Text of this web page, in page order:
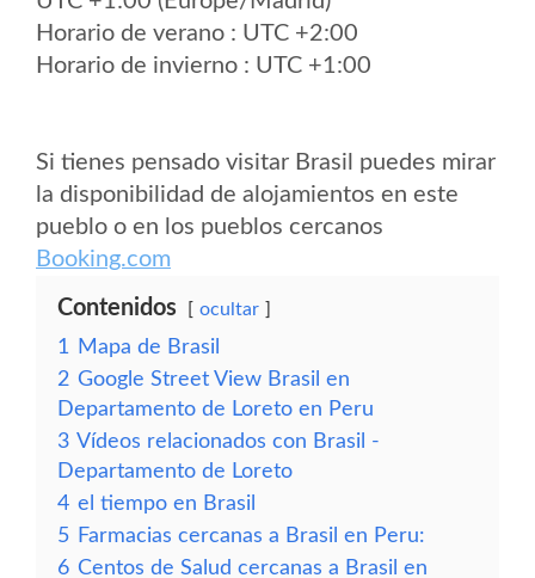
Horario de verano : UTC +2:00
Horario de invierno : UTC +1:00
Si tienes pensado visitar Brasil puedes mirar
la disponibilidad de alojamientos en este
pueblo o en los pueblos cercanos
Booking.com
Contenidos ocultar
1
Mapa de Brasil
2 Google Street View Brasil en
Departamento de Loreto en Peru
3 Vídeos relacionados con Brasil -
Departamento de Loreto
4 el tiempo en Brasil
5 Farmacias cercanas a Brasil en Peru:
6 Centos de Salud cercanas a Brasil en